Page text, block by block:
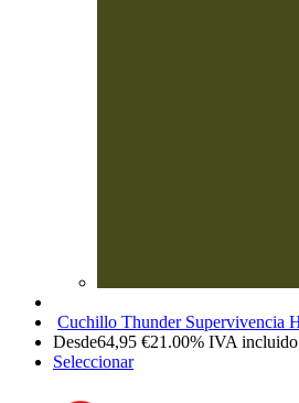
Cuchillo Thunder Supervivencia
Desde64,95 €21.00% IVA incluido
Seleccionar